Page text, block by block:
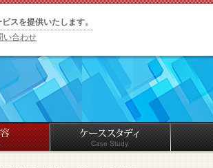
スを提供いたします。
い合わせ